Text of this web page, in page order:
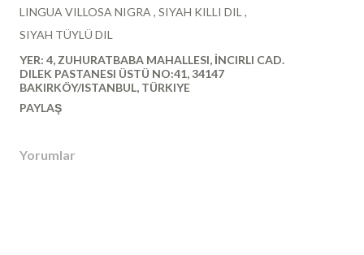
LINGUA VILLOSA NIGRA SIYAH KILLI DIL
SIYAH TÜYLÜ DIL
YER: 4, ZUHURATBABA MAHALLESI, İNCIRLI CAD.
DILEK PASTANESI ÜSTÜ NO:41, 34147
BAKIRKÖY/ISTANBUL, TÜRKIYE
PAYLAŞ
Yorumlar